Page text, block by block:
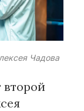
Чадова
второй